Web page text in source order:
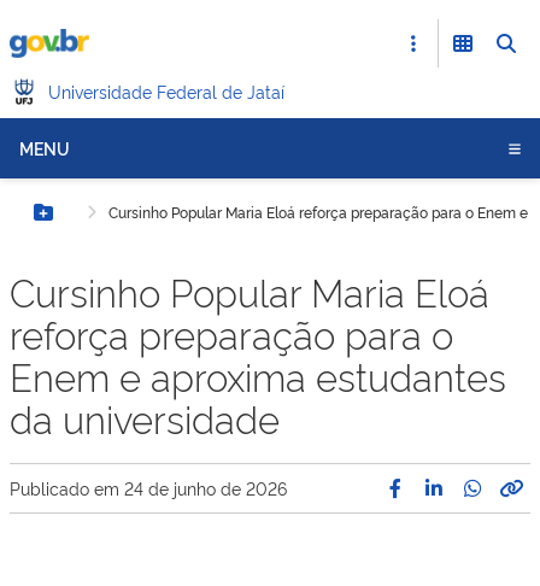
Universidade Federal de Jataí
MENU
Botão MenuCursinho Popular Maria Eloá reforça preparação para o Enem
Cursinho Popular Maria Eloá
reforça preparação para o
Enem e aproxima estudantes
da universidade
Publicado em 24 de junho de 2026